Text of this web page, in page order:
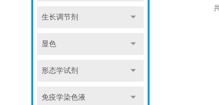
生长调节剂
显色
形态学试剂
免疫学染色液